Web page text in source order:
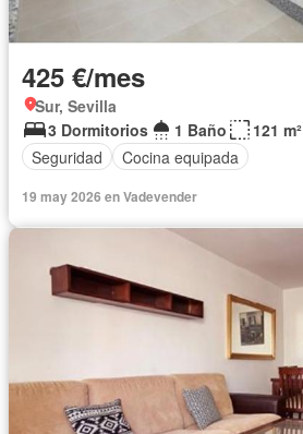
425 €/mes
Sur, Sevilla
3 Dormitorios
1 Baño
121 m²
Seguridad
Cocina equipada
19 may 2026 en Vadevender